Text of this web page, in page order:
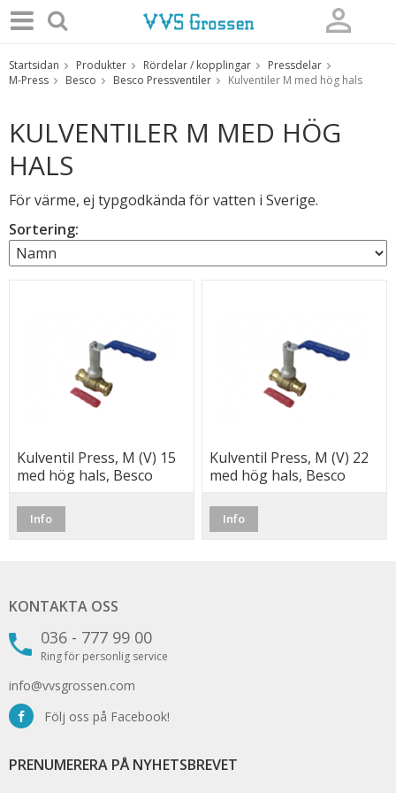
Produkten har blivit tillagd i varukorgen
Startsidan Produkter Rördelar / kopplingar
Pressdelar
M-Press
Besco Besco Pressventiler Kulventiler M med hög hals
KULVENTILER M MED HÖG
HALS
För värme, ej typgodkända för vatten i Sverige.
Sortering:
Kulventil Press, M (V) 15
med hög hals, Besco
Info
Kulventil Press, M (V) 22
med hög hals, Besco
Info
KONTAKTA OSS
036 - 777 99 00
Ring för personlig service
info@vvsgrossen.com
Följ oss på Facebook!
PRENUMERERA PÅ NYHETSBREVET